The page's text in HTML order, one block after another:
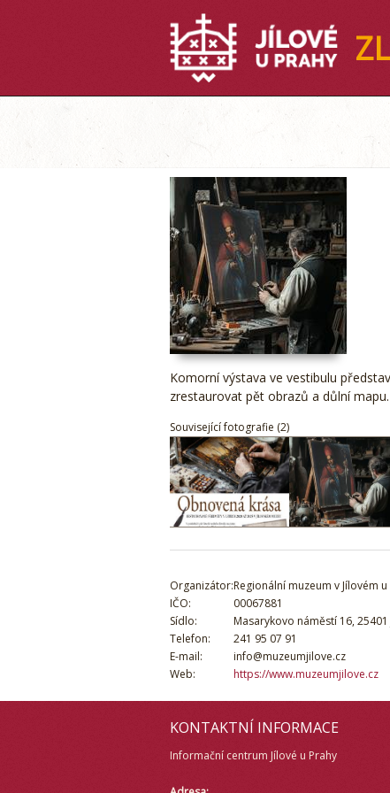
Komorní výstava ve vestibulu
zrestaurovat pět obrazů a důlní
Související fotografie (2)
Organizátor:Regionální muzeum v Jílovém
IČO:
00067881
Sídlo:
Masarykovo náměstí 16, 25401
Telefon:
241 95 07 91
E-mail:
info@muzeumjilove.cz
Web:
https://www.muzeumjilove.cz
KONTAKTNÍ INFORMACE
Informační centrum Jílové u Prahy